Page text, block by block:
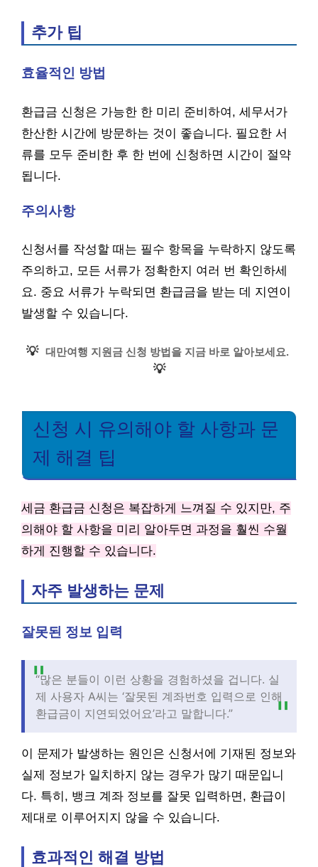
추가 팁
효율적인 방법
환급금 신청은 가능한 한 미리 준비하여, 세무서가
한산한 시간에 방문하는 것이 좋습니다. 필요한 서
류를 모두 준비한 후 한 번에 신청하면 시간이 절약
됩니다.
주의사항
신청서를 작성할 때는 필수 항목을 누락하지 않도록
주의하고, 모든 서류가 정확한지 여러 번 확인하세
요. 중요 서류가 누락되면 환급금을 받는 데 지연이
발생할 수 있습니다.
💡 대만여행 지원금 신청 방법을 지금 바로 알아보세요.
💡
신청 시 유의해야 할 사항과 문
제 해결 팁
세금 환급금 신청은 복잡하게 느껴질 수 있지만, 주
의해야 할 사항을 미리 알아두면 과정을 훨씬 수월
하게 진행할 수 있습니다.
자주 발생하는 문제
잘못된 정보 입력
“많은 분들이 이런 상황을 경험하셨을 겁니다. 실
제 사용자 A씨는 ‘잘못된 계좌번호 입력으로 인해
환급금이 지연되었어요’라고 말합니다.”
이 문제가 발생하는 원인은 신청서에 기재된 정보와
실제 정보가 일치하지 않는 경우가 많기 때문입니
다. 특히, 뱅크 계좌 정보를 잘못 입력하면, 환급이
제대로 이루어지지 않을 수 있습니다.
효과적인 해결 방법